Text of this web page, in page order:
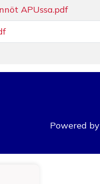
APUssa.pdf
Powered by